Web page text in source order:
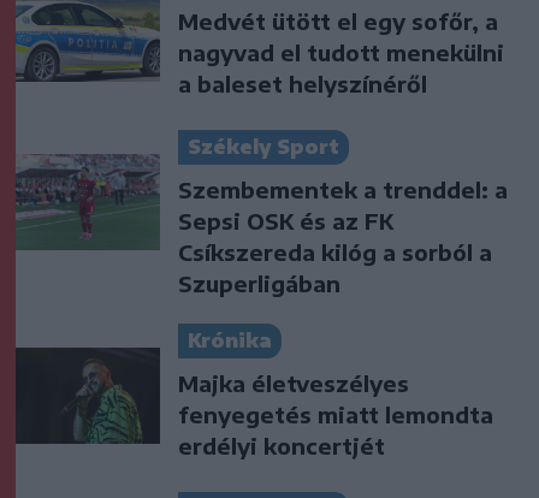
Medvét ütött el egy sofőr, a
nagyvad el tudott menekülni
a baleset helyszínéről
Székely Sport
Szembementek a trenddel: a
Sepsi OSK és az FK
Csíkszereda kilóg a sorból a
Szuperligában
Krónika
Majka életveszélyes
fenyegetés miatt lemondta
erdélyi koncertjét